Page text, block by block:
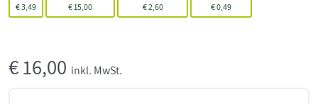
€3,49
€15,00
€2,60
€0,49
€16,00 inkl. MwSt.